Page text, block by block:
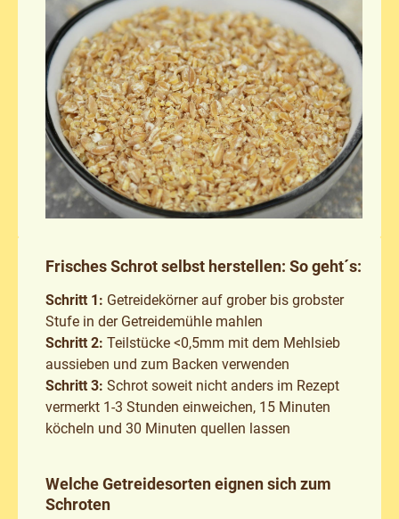
Frisches Schrot selbst herstellen: So geht´s:
Schritt 1: Getreidekörner auf grober bis grobster
Stufe in der Getreidemühle mahlen
Schritt 2: Teilstücke <0,5mm mit dem Mehlsieb
aussieben und zum Backen verwenden
Schritt 3: Schrot soweit nicht anders im Rezept
vermerkt 1-3 Stunden einweichen, 15 Minuten
köcheln und 30 Minuten quellen lassen
Welche Getreidesorten eignen sich zum
Schroten